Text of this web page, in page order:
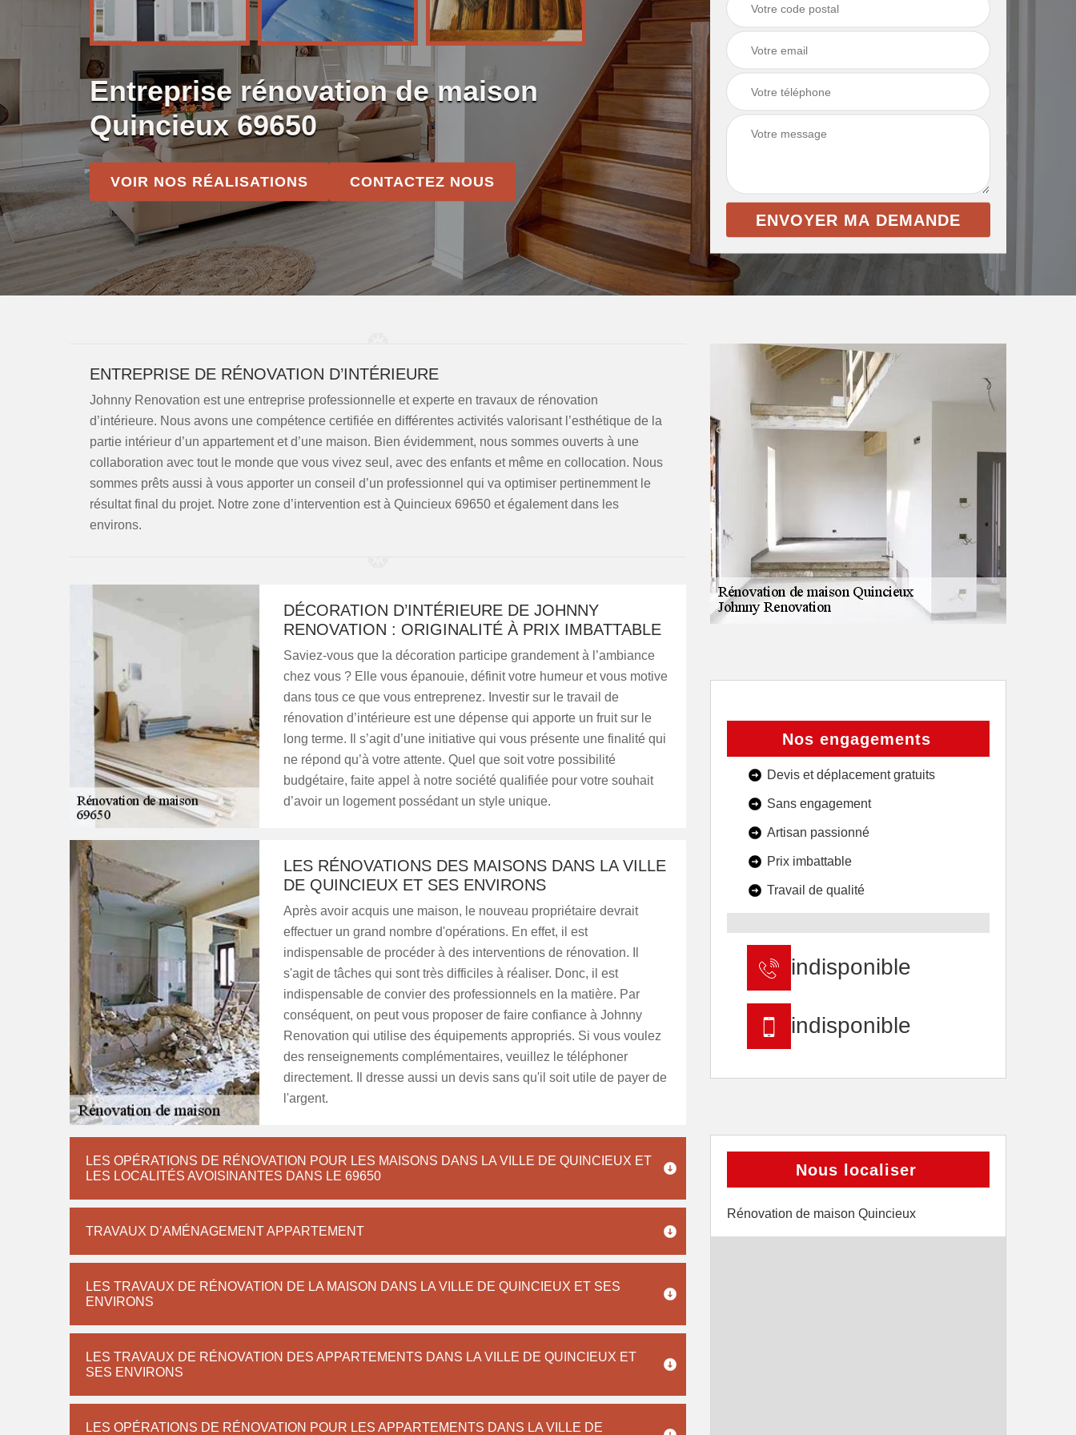
Entreprise rénovation de maison
Quincieux 69650
VOIR NOS RÉALISATIONS CONTACTEZ NOUS
ENTREPRISE DE RÉNOVATION D’INTÉRIEURE
Johnny Renovation est une entreprise professionnelle et experte en travaux de rénovation
d’intérieure. Nous avons une compétence certifiée en différentes activités valorisant l’esthétique de la
partie intérieur d’un appartement et d’une maison. Bien évidemment, nous sommes ouverts à une
collaboration avec tout le monde que vous vivez seul, avec des enfants et même en collocation. Nous
sommes prêts aussi à vous apporter un conseil d’un professionnel qui va optimiser pertinemment le
résultat final du projet. Notre zone d’intervention est à Quincieux 69650 et également dans les
environs.
DÉCORATION D’INTÉRIEURE DE JOHNNY
RENOVATION : ORIGINALITÉ À PRIX IMBATTABLE
Saviez-vous que la décoration participe grandement à l’ambiance
chez vous ? Elle vous épanouie, définit votre humeur et vous motive
dans tous ce que vous entreprenez. Investir sur le travail de
rénovation d’intérieure est une dépense qui apporte un fruit sur le
long terme. Il s’agit d’une initiative qui vous présente une finalité qui
ne répond qu’à votre attente. Quel que soit votre possibilité
budgétaire, faite appel à notre société qualifiée pour votre souhait
d’avoir un logement possédant un style unique.
LES RÉNOVATIONS DES MAISONS DANS LA VILLE
DE QUINCIEUX ET SES ENVIRONS
Après avoir acquis une maison, le nouveau propriétaire devrait
effectuer un grand nombre d'opérations. En effet, il est
indispensable de procéder à des interventions de rénovation. Il
s'agit de tâches qui sont très difficiles à réaliser. Donc, il est
indispensable de convier des professionnels en la matière. Par
conséquent, on peut vous proposer de faire confiance à Johnny
Renovation qui utilise des équipements appropriés. Si vous voulez
des renseignements complémentaires, veuillez le téléphoner
directement. Il dresse aussi un devis sans qu'il soit utile de payer de
l'argent.
LES OPÉRATIONS DE RÉNOVATION POUR LES MAISONS DANS LA VILLE DE QUINCIEUX ET
LES LOCALITÉS AVOISINANTES DANS LE 69650
TRAVAUX D’AMÉNAGEMENT APPARTEMENT
LES TRAVAUX DE RÉNOVATION DE LA MAISON DANS LA VILLE DE QUINCIEUX ET SES
ENVIRONS
LES TRAVAUX DE RÉNOVATION DES APPARTEMENTS DANS LA VILLE DE QUINCIEUX ET
SES ENVIRONS
LES OPÉRATIONS DE RÉNOVATION POUR LES APPARTEMENTS DANS LA VILLE DE
Nos engagements
Devis et déplacement gratuits
Sans engagement
Artisan passionné
Prix imbattable
Travail de qualité
indisponible
indisponible
Nous localiser
Rénovation de maison Quincieux